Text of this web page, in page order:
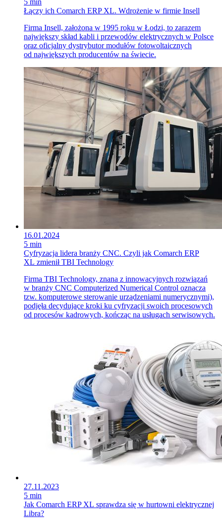
Łączy ich Comarch ERP XL. Wdrożenie w firmie Insell
Firma Insell, założona w 1995 roku w Łodzi, to zarazem
największy skład kabli i przewodów elektrycznych w Polsce
oraz oficjalny dystrybutor modułów fotowoltaicznych
od największych producentów na świecie.
16.01.2024
5 min
Cyfryzacja lidera branży CNC. Czyli jak Comarch ERP
XL zmienił TBI Technology
Firma TBI Technology, znana z innowacyjnych rozwiązań
w branży CNC Computerized Numerical Control oznacza
tzw. komputerowe sterowanie urządzeniami numerycznymi),
podjęła decydujące kroki ku cyfryzacji swoich procesowych
od procesów kadrowych, kończąc na usługach serwisowych.
27.11.2023
5 min
Jak Comarch ERP XL sprawdza się w hurtowni elektrycznej
Libra?